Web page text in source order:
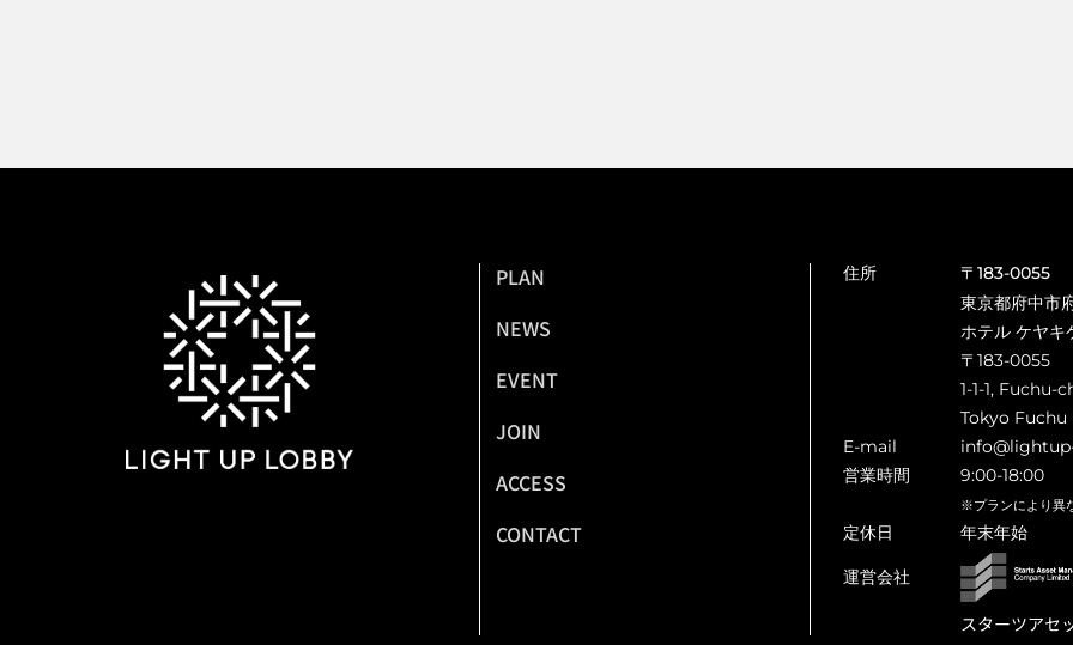
PLAN
NEWS
EVENT
JOIN
ACCESS
CONTACT
住所
〒183-0055
東京都府中市
ホテル ケヤキ
〒183-0055
1-1-1, Fuchu-
Tokyo Fuchu
E-mail
営業時間
9:00-18:00
※プランにより異
定休日 年末年始
運営会社
スターツアセ